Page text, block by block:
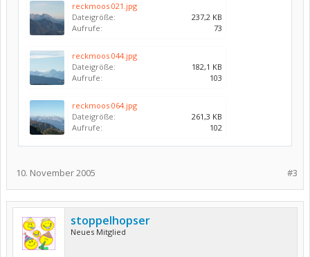
reckmoos 021.jpg
Dateigröße:
237,2 KB
Aufrufe:
73
reckmoos 044.jpg
Dateigröße:
182,1 KB
Aufrufe:
103
reckmoos 064.jpg
Dateigröße:
261,3 KB
Aufrufe:
102
#3
10. November 2005
stoppelhopser
Neues Mitglied